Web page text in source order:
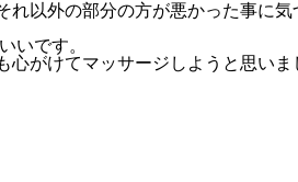
以外の部分の方が悪かった事に
いです。
がけてマッサージしようと思いま